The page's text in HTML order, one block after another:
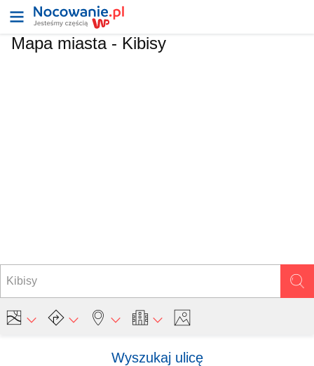
Mapa miasta - Kibisy
Wyszukaj ulicę